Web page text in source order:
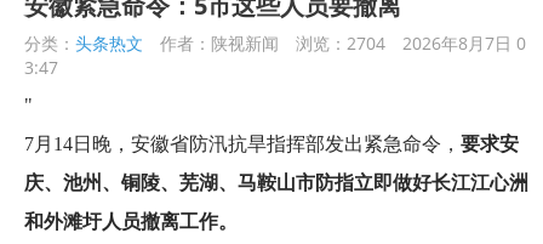
分类： 头条热文 作者：陕视新闻 浏览：2704
2026年8月7日 0
3:47
"
7月14日晚，安徽省防汛抗旱指挥部发出紧急命令， 要求安
庆、池州、铜陵、芜湖、马鞍山市防指立即做好长江江心洲
和外滩圩人员撤离工作。